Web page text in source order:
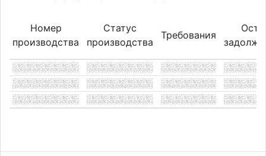
Номер
производства
Статус
производства
Требования